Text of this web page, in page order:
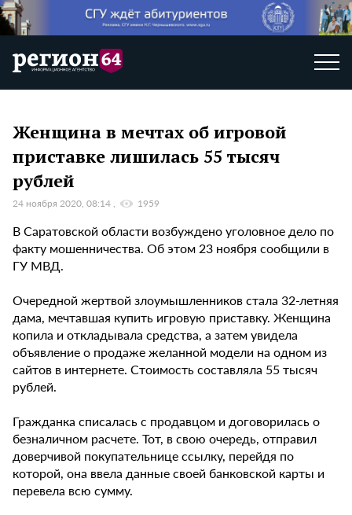
Женщина в мечтах об игровой
приставке лишилась 55 тысяч
рублей
24 ноября 2020, 08:14 1959
В Саратовской области возбуждено уголовное дело по
факту мошенничества. Об этом 23 ноября сообщили в
ГУ МВД.
Очередной жертвой злоумышленников стала 32-летняя
дама, мечтавшая купить игровую приставку. Женщина
копила и откладывала средства, а затем увидела
объявление о продаже желанной модели на одном из
сайтов в интернете. Стоимость составляла 55 тысяч
рублей.
Гражданка списалась с продавцом и договорилась о
безналичном расчете. Тот, в свою очередь, отправил
доверчивой покупательнице ссылку, перейдя по
которой, она ввела данные своей банковской карты и
перевела всю сумму.